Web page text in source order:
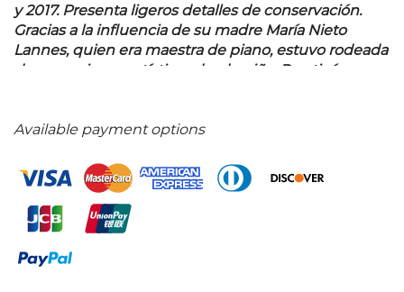
y 2017. Presenta ligeros detalles de conservación.
Gracias a la influencia de su madre María Nieto
Lannes, quien era maestra de piano, estuvo rodeada
de expresiones artísticas desde niña. Practicó
Falcón en La Habana, para fundar en 1934 la
repertorio de música cubana y latinoamericana. En
estos años también se fue acentuando su
pensamiento, ideales y acciones políticas,
incorporándose a diferentes actividades contra el
gobierno de Gerardo Machado, lo cual ocasionó que
fuera encarcelada en más de una ocasión en la
Available payment options